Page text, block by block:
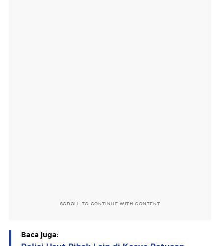
SCROLL TO CONTINUE WITH CONTENT
Baca juga: